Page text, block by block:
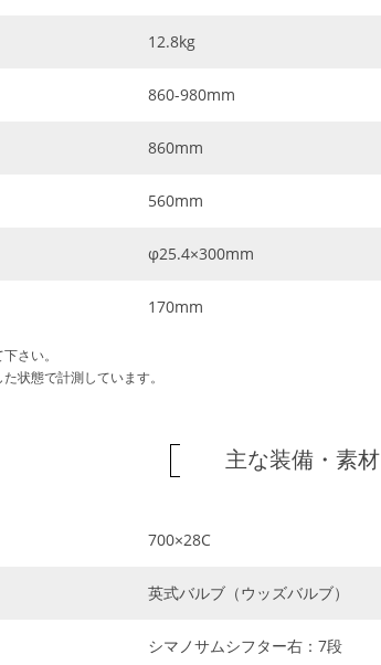
12.8kg
860-980mm
860mm
560mm
φ25.4×300mm
170mm
さい。
状態で計測しています。
主な装備・素材
700×28C
英式バルブ（ウッズバルブ）
シマノサムシフター右：7段